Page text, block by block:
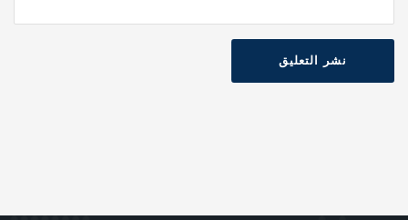
نشر التعليق